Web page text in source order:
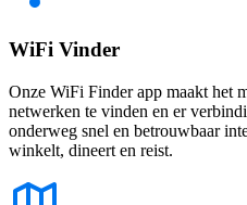
WiFi Vinder
Onze WiFi Finder app maakt het
netwerken te vinden en er
onderweg snel en betrouwbaar
winkelt, dineert en reist.